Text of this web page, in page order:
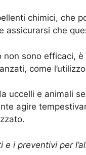
chimici,
assicurarsi che
sono efficaci,
come
uccelli e animali
agire
e i preventivi per